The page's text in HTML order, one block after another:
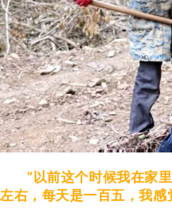
“以前这个时候我在家
左右，每天是一百五，我